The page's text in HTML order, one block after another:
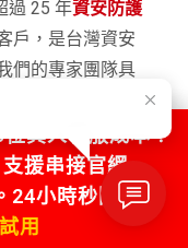
過 25 年資安防護
戶，是台灣資安
們的專家團隊具
證，確保提供給
真人客服成本！
援串接官網、
24小時秒回不漏
用